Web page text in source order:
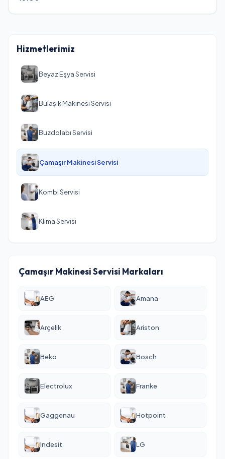
Hizmetlerimiz
Beyaz Eşya Servisi
Bulaşık Makinesi Servisi
Buzdolabı Servisi
Çamaşır Makinesi Servisi
Kombi Servisi
Klima Servisi
Çamaşır Makinesi Servisi Markaları
AEG Amana
Arçelik Ariston
Beko Bosch
Electrolux Franke
Gaggenau Hotpoint
Indesit LG